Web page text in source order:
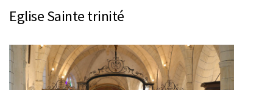
Eglise Sainte trinité